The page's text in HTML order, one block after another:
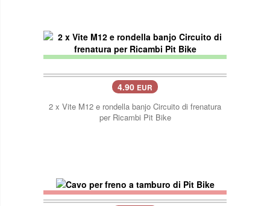
4.90 EUR
2 x Vite M12 e rondella banjo Circuito di frenatura
per Ricambi Pit Bike